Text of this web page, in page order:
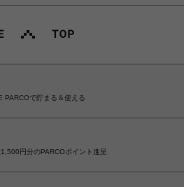
PARCOで貯まる＆使える
円分のPARCOポイント進呈